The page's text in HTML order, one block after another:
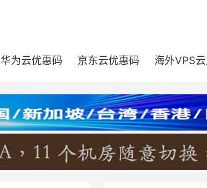
华为云优惠码 京东云优惠码 海外VPS